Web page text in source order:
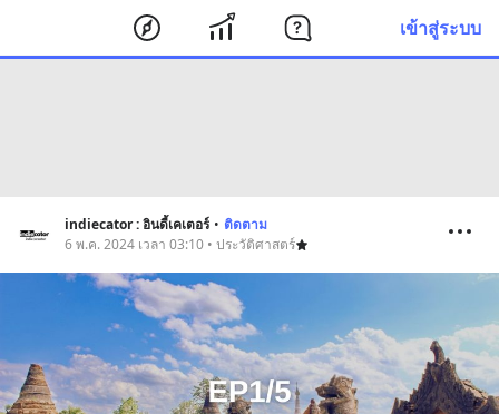
เข้าสู่ระบบ
indiecator : อินดี้เคเตอร์ • ติดตาม
6 พ.ค. 2024 เวลา 03:10 • ประวัติศาสตร์